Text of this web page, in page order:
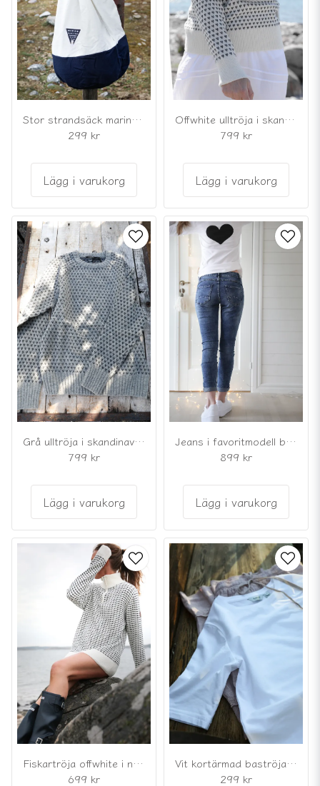
Stor strandsäck marin vit
299 kr
Lägg i varukorg
Offwhite ulltröja i skandinavisk mönsterstickning
799 kr
Lägg i varukorg
Grå ulltröja i skandinavisk mönsterstickning
799 kr
Lägg i varukorg
Jeans i favoritmodell blå med knappar
899 kr
Lägg i varukorg
Fiskartröja offwhite i nordisk lusekoftestil
699 kr
Vit kortärmad baströja i bomullsmodal
299 kr